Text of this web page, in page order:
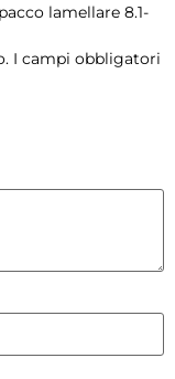
lamellare 8.1-
I campi obbligatori